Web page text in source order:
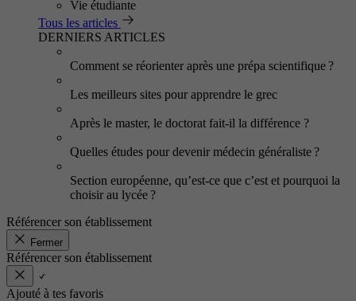
Vie étudiante
Tous les articles
DERNIERS ARTICLES
Comment se réorienter après une prépa scientifique ?
Les meilleurs sites pour apprendre le grec
Après le master, le doctorat fait-il la différence ?
Quelles études pour devenir médecin généraliste ?
Section européenne, qu’est-ce que c’est et pourquoi la
choisir au lycée ?
Référencer son établissement
Fermer
Référencer son établissement
Ajouté à tes favoris